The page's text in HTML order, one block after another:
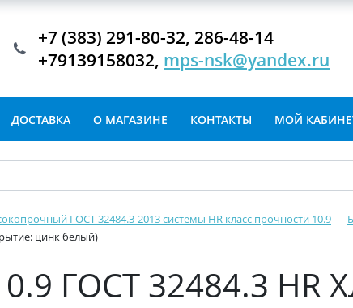
+7 (383) 291-80-32, 286-48-14
+79139158032, mps-nsk@yandex.ru
ДОСТАВКА О МАГАЗИНЕ КОНТАКТЫ МОЙ
ГОСТ 32484.3-2013 системы HR класс прочности 10.9
цинк белый)
ГОСТ 32484.3 HR